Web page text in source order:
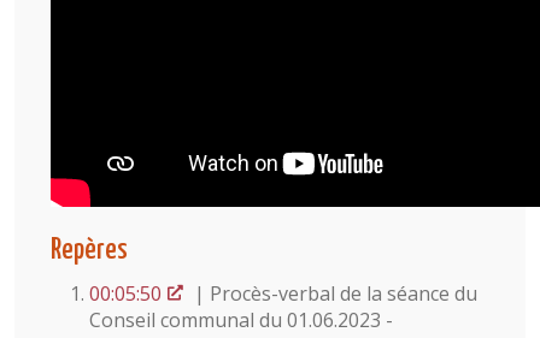
Repères
00:05:50
| Procès-verbal de la séance du
Conseil communal du 01.06.2023 -